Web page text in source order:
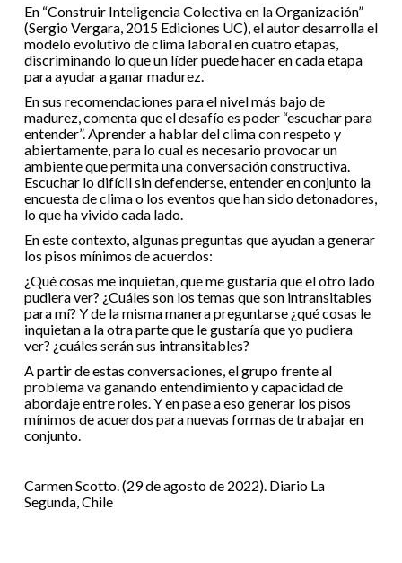
En “Construir Inteligencia Colectiva en la Organización”
(Sergio Vergara, 2015 Ediciones UC), el autor desarrolla el
modelo evolutivo de clima laboral en cuatro etapas,
discriminando lo que un líder puede hacer en cada etapa
para ayudar a ganar madurez.
En sus recomendaciones para el nivel más bajo de
madurez, comenta que el desafío es poder “escuchar para
entender”. Aprender a hablar del clima con respeto y
abiertamente, para lo cual es necesario provocar un
ambiente que permita una conversación constructiva.
Escuchar lo difícil sin defenderse, entender en conjunto la
encuesta de clima o los eventos que han sido detonadores,
lo que ha vivido cada lado.
En este contexto, algunas preguntas que ayudan a generar
los pisos mínimos de acuerdos:
¿Qué cosas me inquietan, que me gustaría que el otro lado
pudiera ver? ¿Cuáles son los temas que son intransitables
para mí? Y de la misma manera preguntarse ¿qué cosas le
inquietan a la otra parte que le gustaría que yo pudiera
ver? ¿cuáles serán sus intransitables?
A partir de estas conversaciones, el grupo frente al
problema va ganando entendimiento y capacidad de
abordaje entre roles. Y en pase a eso generar los pisos
mínimos de acuerdos para nuevas formas de trabajar en
conjunto.
Carmen Scotto. (29 de agosto de 2022). Diario La
Segunda, Chile